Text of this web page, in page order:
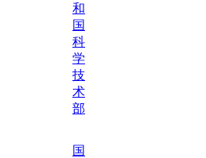
和
国
科
学
技
术
部
国